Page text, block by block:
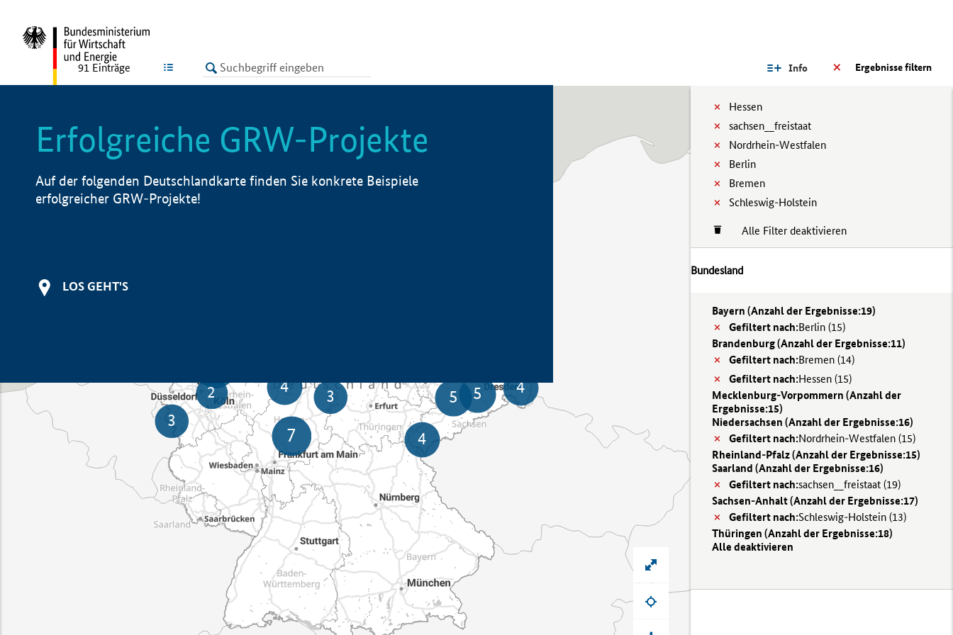
LISTE Ergebnisse filtern
Info
Hessen
sachsen__freistaat
Nordrhein-Westfalen
Berlin
Bremen
Schleswig-Holstein
Alle Filter deaktivieren
Bundesland
Bayern (Anzahl der Ergebnisse:19)
Gefiltert nach:Berlin (15)
Brandenburg (Anzahl der Ergebnisse:11)
Gefiltert nach:Bremen (14)
Gefiltert nach:Hessen (15)
Mecklenburg-Vorpommern (Anzahl der
Ergebnisse:15)
Niedersachsen (Anzahl der Ergebnisse:16)
Gefiltert nach:Nordrhein-Westfalen (15)
Rheinland-Pfalz (Anzahl der Ergebnisse:15)
Saarland (Anzahl der Ergebnisse:16)
Gefiltert nach:sachsen__freistaat (19)
Sachsen-Anhalt (Anzahl der Ergebnisse:17)
Gefiltert nach:Schleswig-Holstein (13)
Thüringen (Anzahl der Ergebnisse:18)
Alle deaktivieren
91 Einträge
Erfolgreiche GRW-Projekte
Auf der folgenden Deutschlandkarte finden Sie konkrete Beispiele
erfolgreicher GRW-Projekte!
LOS GEHT'S